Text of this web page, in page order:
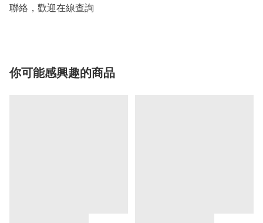
聯絡，歡迎在線查詢
你可能感興趣的商品